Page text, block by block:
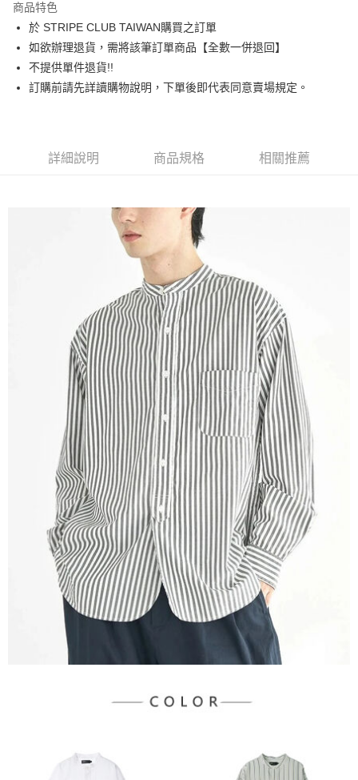
臺灣中小企業銀行
匯豐（台灣）商業銀行
華泰商業銀行
聯邦商業銀行
遠東國際商業銀行
元大商業銀行
玉山商業銀行
星展（台灣）商業銀行
Apple Pay
街口支付
悠遊付
相關說明
【大哥付你分期使用說明】
流程，驗證手機門號後，選擇欲分期的期數、繳款截止日，確認付款後即完
3.實際核准額度、可分期數及費用金額請依後續交易確認頁面所載為準。
4.訂單成立30分鐘內，如未前往確認交易或遇審核未通過，訂單將自動取
消。如遇「轉專審核」未通過狀況，表示未達大哥付你分期系統評分，恕無
1.分期款項不併入電信帳單，「大哥付你分期」於每月結算日後寄送繳費提
2.透過簡訊連結打開帳單後，可選擇「超商條碼／台灣大直營門市／銀行轉
帳／街口支付／iPASS MONEY」等通路繳費。
【注意事項】
1.本服務係由「台灣大哥大股份有限公司」（以下簡稱本公司）所提供，讓
用戶於交易時，得透過本服務購買商品或服務，並由商店將買賣／分期付款
買賣價金債權讓與本公司後，依約使用本公司帳單繳交帳款。
2.基於同意付款使用「大哥付你分期」之契約關係目的，商店將以您的個人
資料（包含姓名、電話或地址）提供予台灣大哥大進項蒐集、處理及利用，
由本公司與您本人進行分期帳單所需資料之確認、核對及更正。
3.完整用戶服務條款，請詳閱以下連結： https://oppay.tw/userRule
【關於「AFTEE先享後付」】
AFTEE先享後付是「在收到商品之後才付款」的支付方式。 讓您購物簡單
１．簡單：不需註冊會員、不需綁卡、不需儲值。
２．便利：只要手機號碼，簡訊認證，即可結帳。
３．安心：先確認商品／服務後，再付款。
【「AFTEE先享後付」結帳流程】
１．於結帳方式選擇「AFTEE先享後付」後，將跳轉至「AFTEE先享後付」
結帳頁面，進行簡訊認證並確認金額後，即可完成結帳。
２．訂單成立數日內，您將收到繳費通知簡訊。
３．收到繳費通知簡訊後14天內，點擊此簡訊中的連結，可透過四大超商／
ATM／網路銀行／等多元方式進行付款，方視為交易完成。
※ 請注意：結帳手續完成當下不需立刻繳費，但若您需要取消訂單，請聯絡
購買商品的店家。未經商家同意取消之訂單仍視為有效，需透過AFTEE先享
後付繳納相關費用。
※ 交易是否成功請以「AFTEE先享後付 」之結帳頁面顯示為準，若有關於
是否繳費成功／繳費後需取消欲退款等相關疑問，請聯繫「AFTEE先享後付
客戶支援中心」https://netprotections.freshdesk.com/support/home
【注意事項】
１．透過由恩沛科技股份有限公司提供之「AFTEE先享後付」服務完成之交
易，需依本服務之必要範圍內提供個人資料，並將交易相關給付款項請求債
權轉讓予恩沛科技股份有限公司。
２．關於個人資料處理事宜，請瀏覽以下網址：
https://aftee.tw/terms/#terms3
３．未成年的使用者請事先徵得法定代理人或監護人之同意方可使用
「AFTEE先享後付」，若未經同意申辦者引起之損失，本公司不負相關責
４．使用「AFTEE先享後付」時，將依據個別帳號之用戶狀況，依本公司即
時審查核予不同之上限額度；若仍有額度不足之情形，本公司將視審查結果
請求用戶進行身份認證。
每筆NT$60，滿NT$1,500(含以上)免運費
每筆NT$60，滿NT$1,500(含以上)免運費
萊爾富取貨付款
每筆NT$60，滿NT$1,500(含以上)免運費
萊爾富純取貨
每筆NT$60，滿NT$1,500(含以上)免運費
7-11取貨付款
每筆NT$60，滿NT$1,500(含以上)免運費
7-11純取貨
每筆NT$60，滿NT$1,500(含以上)免運費
每筆NT$90，滿NT$1,500(含以上)免運費
商品特色
於 STRIPE CLUB TAIWAN購買之訂單
如欲辦理退貨，需將該筆訂單商品【全數一併退回】
不提供單件退貨!!
訂購前請先詳讀購物說明，下單後即代表同意賣場規定。
詳細說明 商品規格 相關推薦